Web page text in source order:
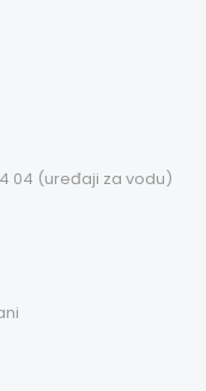
04 (uređaji za vodu)